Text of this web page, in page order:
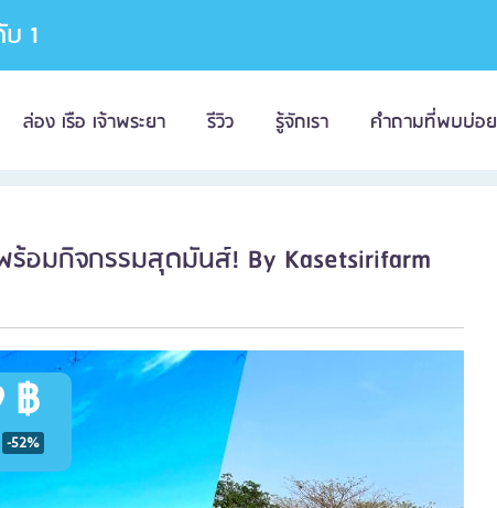
1
ล่อง เรือ เจ้าพระยา รีวิว รู้จักเรา คำถามที่พบบ่อย
อมกิจกรรมสุดมันส์! By Kasetsirifarm
฿
-52%